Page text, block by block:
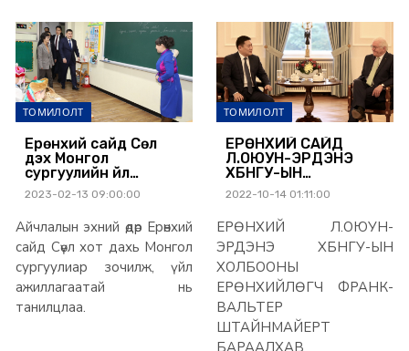
ТОМИЛОЛТ
Ерөнхий сайд Сөүл
дэх Монгол
сургуулийн үйл
ажиллагаатай
танилцлаа
2023-02-13 09:00:00
Айчлалын эхний өдөр Ерөнхий
сайд Сөүл хот дахь Монгол
сургуулиар зочилж, үйл
ажиллагаатай нь
танилцлаа.
ТОМИЛОЛТ
ЕРӨНХИЙ САЙД
Л.ОЮУН-ЭРДЭНЭ
ХБНГУ-ЫН
ХОЛБООНЫ
ЕРӨНХИЙЛӨГЧ
ФРАНК-ВАЛЬТЕР
ШТАЙНМАЙЕРТ
БАРААЛХАВ
2022-10-14 01:11:00
ЕРӨНХИЙ Л.ОЮУН-
ЭРДЭНЭ ХБНГУ-ЫН
ХОЛБООНЫ
ЕРӨНХИЙЛӨГЧ ФРАНК-
ВАЛЬТЕР
ШТАЙНМАЙЕРТ
БАРААЛХАВ